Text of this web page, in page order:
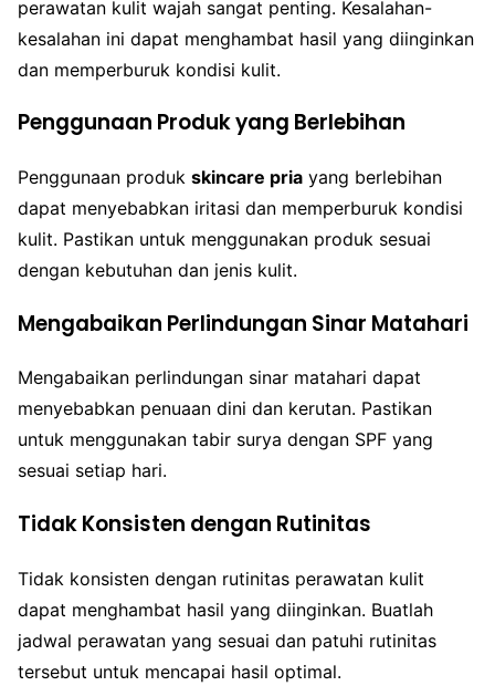
perawatan kulit wajah sangat penting. Kesalahan-
kesalahan ini dapat menghambat hasil yang diinginkan
dan memperburuk kondisi kulit.
Penggunaan Produk yang Berlebihan
Penggunaan produk skincare pria yang berlebihan
dapat menyebabkan iritasi dan memperburuk kondisi
kulit. Pastikan untuk menggunakan produk sesuai
dengan kebutuhan dan jenis kulit.
Mengabaikan Perlindungan Sinar Matahari
Mengabaikan perlindungan sinar matahari dapat
menyebabkan penuaan dini dan kerutan. Pastikan
untuk menggunakan tabir surya dengan SPF yang
sesuai setiap hari.
Tidak Konsisten dengan Rutinitas
Tidak konsisten dengan rutinitas perawatan kulit
dapat menghambat hasil yang diinginkan. Buatlah
jadwal perawatan yang sesuai dan patuhi rutinitas
tersebut untuk mencapai hasil optimal.